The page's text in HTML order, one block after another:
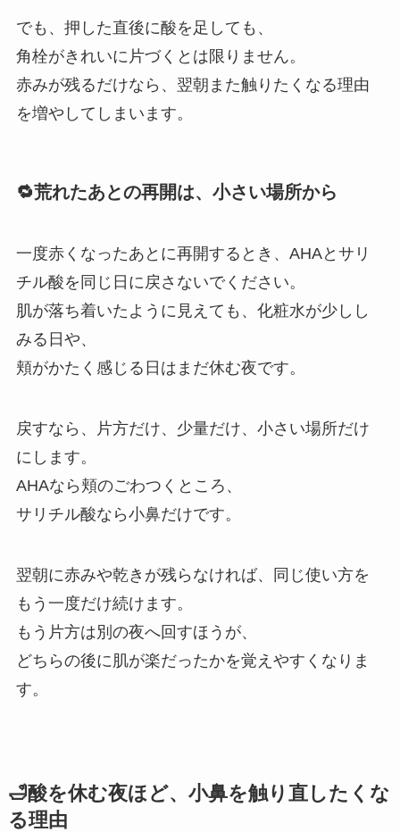
でも、押した直後に酸を足しても、
角栓がきれいに片づくとは限りません。
赤みが残るだけなら、翌朝また触りたくなる理由
を増やしてしまいます。
🔁荒れたあとの再開は、小さい場所から
一度赤くなったあとに再開するとき、AHAとサリ
チル酸を同じ日に戻さないでください。
肌が落ち着いたように見えても、化粧水が少しし
みる日や、
頬がかたく感じる日はまだ休む夜です。
戻すなら、片方だけ、少量だけ、小さい場所だけ
にします。
AHAなら頬のごわつくところ、
サリチル酸なら小鼻だけです。
翌朝に赤みや乾きが残らなければ、同じ使い方を
もう一度だけ続けます。
もう片方は別の夜へ回すほうが、
どちらの後に肌が楽だったかを覚えやすくなりま
す。
🛁酸を休む夜ほど、小鼻を触り直したくな
る理由